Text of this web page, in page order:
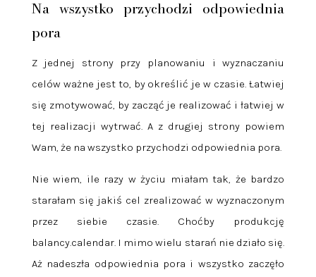
Na wszystko przychodzi odpowiednia
pora
Z jednej strony przy planowaniu i wyznaczaniu
celów ważne jest to, by określić je w czasie. Łatwiej
się zmotywować, by zacząć je realizować i łatwiej w
tej realizacji wytrwać. A z drugiej strony powiem
Wam, że na wszystko przychodzi odpowiednia pora.
Nie wiem, ile razy w życiu miałam tak, że bardzo
starałam się jakiś cel zrealizować w wyznaczonym
przez siebie czasie. Choćby produkcję
balancy.calendar. I mimo wielu starań nie działo się.
Aż nadeszła odpowiednia pora i wszystko zaczęło